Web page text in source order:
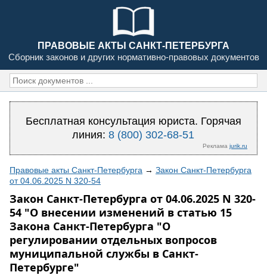
ПРАВОВЫЕ АКТЫ САНКТ-ПЕТЕРБУРГА
Сборник законов и других нормативно-правовых документов
Бесплатная консультация юриста. Горячая
линия:8 (800) 302-68-51
Реклама jurik.ru
Правовые акты Санкт-Петербурга → Закон Санкт-Петербурга
от 04.06.2025 N 320-54
Закон Санкт-Петербурга от 04.06.2025 N 320-
54 "О внесении изменений в статью 15
Закона Санкт-Петербурга "О
регулировании отдельных вопросов
муниципальной службы в Санкт-
Петербурге"